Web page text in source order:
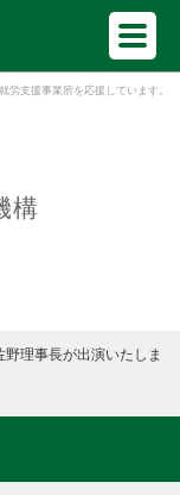
労支援事業所を応援しています。
構
理事長が出演いたしま